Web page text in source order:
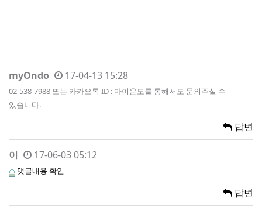
myOndo 17-04-13 15:28
02-538-7988 또는 카카오톡 ID : 마이온도를 통해서도 문의주실 수
있습니다.
답변
이 17-06-03 05:12
댓글내용 확인
답변